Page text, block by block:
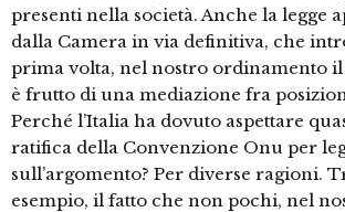
presenti nella società. Anche la legge
dalla Camera in via definitiva, che
prima volta, nel nostro ordinamento
è frutto di una mediazione fra
Perché l’Italia ha dovuto aspettare
ratifica della Convenzione Onu per
sull’argomento? Per diverse ragioni.
esempio, il fatto che non pochi, nel